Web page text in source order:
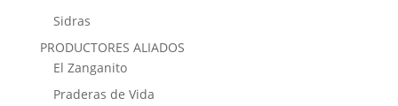
Sidras
PRODUCTORES ALIADOS
El Zanganito
Praderas de Vida